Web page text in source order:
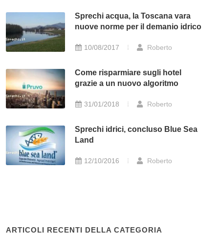
Sprechi acqua, la Toscana vara
nuove norme per il demanio idrico
10/08/2017 Roberto
Come risparmiare sugli hotel
grazie a un nuovo algoritmo
31/01/2018 Roberto
Sprechi idrici, concluso Blue Sea
Land
12/10/2016 Roberto
ARTICOLI RECENTI DELLA CATEGORIA